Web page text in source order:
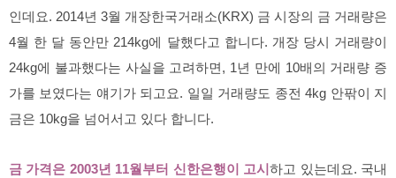
인데요. 2014년 3월 개장한국거래소(KRX) 금 시장의 금 거래량은
4월 한 달 동안만 214kg에 달했다고 합니다. 개장 당시 거래량이
24kg에 불과했다는 사실을 고려하면, 1년 만에 10배의 거래량 증
가를 보였다는 얘기가 되고요. 일일 거래량도 종전 4kg 안팎이 지
금은 10kg을 넘어서고 있다 합니다.
금 가격은 2003년 11월부터 신한은행이 고시하고 있는데요. 국내